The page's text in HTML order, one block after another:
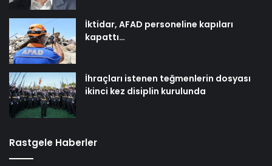
İktidar, AFAD personeline kapıları
kapattı…
İhraçları istenen teğmenlerin dosyası
ikinci kez disiplin kurulunda
Rastgele Haberler